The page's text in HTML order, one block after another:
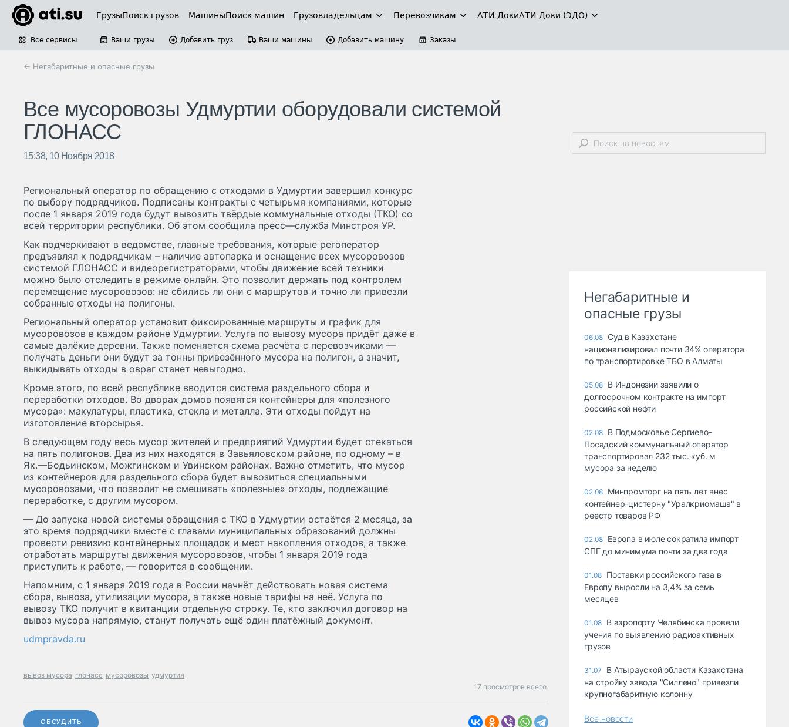
ГрузыПоиск грузов МашиныПоиск машин Грузовладельцам Перевозчикам АТИ-ДокиАТИ-Доки (ЭДО)
Все сервисы Ваши грузы Добавить груз Ваши машины Добавить машину Заказы
← Негабаритные и опасные грузы
Все мусоровозы Удмуртии оборудовали системой
ГЛОНАСС
15:38, 10 Ноября 2018
Региональный оператор по обращению с отходами в Удмуртии завершил конкурс
по выбору подрядчиков. Подписаны контракты с четырьмя компаниями, которые
после 1 января 2019 года будут вывозить твёрдые коммунальные отходы (ТКО) со
всей территории республики. Об этом сообщила пресс—служба Минстроя УР.
Как подчеркивают в ведомстве, главные требования, которые регоператор
предъявлял к подрядчикам – наличие автопарка и оснащение всех мусоровозов
системой ГЛОНАСС и видеорегистраторами, чтобы движение всей техники
можно было отследить в режиме онлайн. Это позволит держать под контролем
перемещение мусоровозов: не сбились ли они с маршрутов и точно ли привезли
собранные отходы на полигоны.
Региональный оператор установит фиксированные маршруты и график для
мусоровозов в каждом районе Удмуртии. Услуга по вывозу мусора придёт даже в
самые далёкие деревни. Также поменяется схема расчёта с перевозчиками —
получать деньги они будут за тонны привезённого мусора на полигон, а значит,
выкидывать отходы в овраг станет невыгодно.
Кроме этого, по всей республике вводится система раздельного сбора и
переработки отходов. Во дворах домов появятся контейнеры для «полезного
мусора»: макулатуры, пластика, стекла и металла. Эти отходы пойдут на
изготовление вторсырья.
В следующем году весь мусор жителей и предприятий Удмуртии будет стекаться
на пять полигонов. Два из них находятся в Завьяловском районе, по одному – в
Як.—Бодьинском, Можгинском и Увинском районах. Важно отметить, что мусор
из контейнеров для раздельного сбора будет вывозиться специальными
мусоровозами, что позволит не смешивать «полезные» отходы, подлежащие
переработке, с другим мусором.
— До запуска новой системы обращения с ТКО в Удмуртии остаётся 2 месяца, за
это время подрядчики вместе с главами муниципальных образований должны
провести ревизию контейнерных площадок и мест накопления отходов, а также
отработать маршруты движения мусоровозов, чтобы 1 января 2019 года
приступить к работе, — говорится в сообщении.
Напомним, с 1 января 2019 года в России начнёт действовать новая система
сбора, вывоза, утилизации мусора, а также новые тарифы на неё. Услуга по
вывозу ТКО получит в квитанции отдельную строку. Те, кто заключил договор на
вывоз мусора напрямую, станут получать ещё один платёжный документ.
udmpravda.ru
вывоз мусора глонасс мусоровозы удмуртия
17 просмотров всего.
ОБСУДИТЬ
Негабаритные и
опасные грузы
06.08 Суд в Казахстане
национализировал почти 34% оператора
по транспортировке ТБО в Алматы
05.08 В Индонезии заявили о
долгосрочном контракте на импорт
российской нефти
02.08 В Подмосковье Сергиево-
Посадский коммунальный оператор
транспортировал 232 тыс. куб. м
мусора за неделю
02.08 Минпромторг на пять лет внес
контейнер-цистерну "Уралкриомаша" в
реестр товаров РФ
02.08 Европа в июле сократила импорт
СПГ до минимума почти за два года
01.08 Поставки российского газа в
Европу выросли на 3,4% за семь
месяцев
01.08 В аэропорту Челябинска провели
учения по выявлению радиоактивных
грузов
31.07
В Атырауской области Казахстана
на стройку завода "Силлено" привезли
крупногабаритную колонну
Все новости